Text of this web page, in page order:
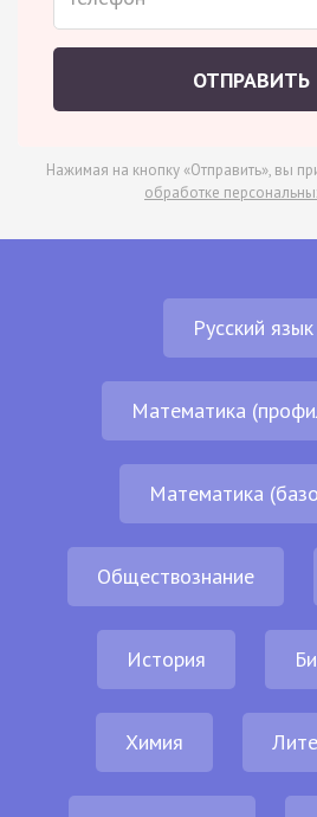
ОТПРАВИТЬ
Нажимая на кнопку «Отправить», вы
обработке
Русский язык
Математика
Математика
Обществознание
История
Химия